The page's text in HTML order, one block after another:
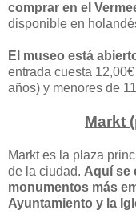
comprar en el
disponible en
El museo está
entrada cuesta
años) y menores de
Markt
Markt es la plaza
de la ciudad. Aquí se
monumentos más
Ayuntamiento y la